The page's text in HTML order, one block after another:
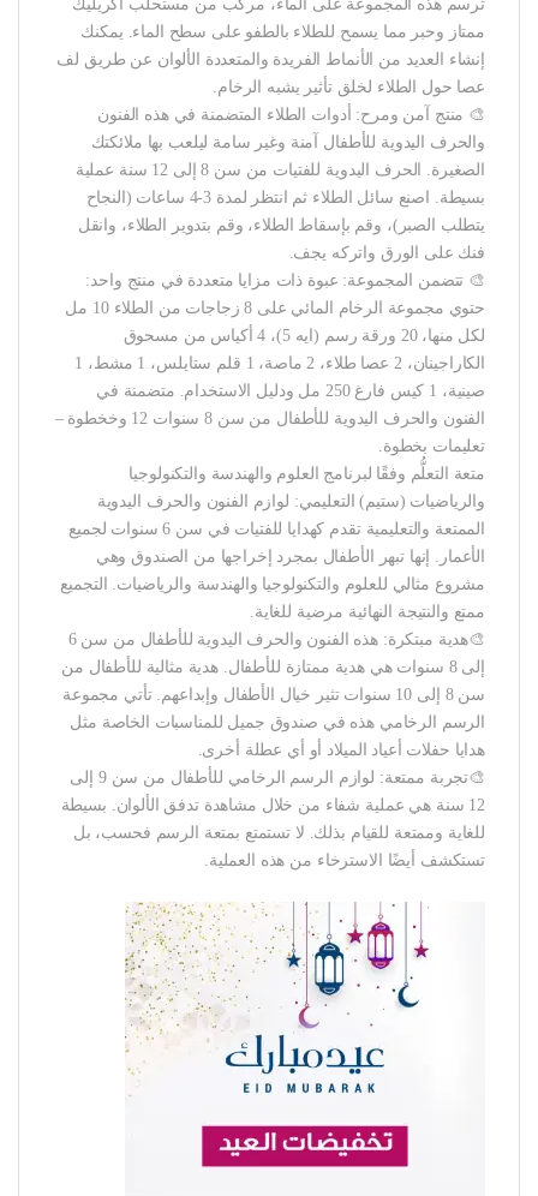
ترسم هذه المجموعة على الماء، مركب من مستحلب أكريليك
ممتاز وحبر مما يسمح للطلاء بالطفو على سطح الماء. يمكنك
إنشاء العديد من الأنماط الفريدة والمتعددة الألوان عن طريق لف
عصا حول الطلاء لخلق تأثير يشبه الرخام.
🎨 منتج آمن ومرح: أدوات الطلاء المتضمنة في هذه الفنون
والحرف اليدوية للأطفال آمنة وغير سامة ليلعب بها ملائكتك
الصغيرة. الحرف اليدوية للفتيات من سن 8 إلى 12 سنة عملية
بسيطة. اصنع سائل الطلاء ثم انتظر لمدة 3-4 ساعات (النجاح
يتطلب الصبر)، وقم بإسقاط الطلاء، وقم بتدوير الطلاء، وانقل
فنك على الورق واتركه يجف.
🎨 تتضمن المجموعة: عبوة ذات مزايا متعددة في منتج واحد:
حتوي مجموعة الرخام المائي على 8 زجاجات من الطلاء 10 مل
لكل منها، 20 ورقة رسم (ايه 5)، 4 أكياس من مسحوق
الكاراجينان، 2 عصا طلاء، 2 ماصة، 1 قلم ستايلس، 1 مشط، 1
صينية، 1 كيس فارغ 250 مل ودليل الاستخدام. متضمنة في
الفنون والحرف اليدوية للأطفال من سن 8 سنوات 12 وخخطوة –
تعليمات بخطوة.
متعة التعلُّم وفقًا لبرنامج العلوم والهندسة والتكنولوجيا
والرياضيات (ستيم) التعليمي: لوازم الفنون والحرف اليدوية
الممتعة والتعليمية تقدم كهدايا للفتيات في سن 6 سنوات لجميع
الأعمار. إنها تبهر الأطفال بمجرد إخراجها من الصندوق وهي
مشروع مثالي للعلوم والتكنولوجيا والهندسة والرياضيات. التجميع
ممتع والنتيجة النهائية مرضية للغاية.
🎨هدية مبتكرة: هذه الفنون والحرف اليدوية للأطفال من سن 6
إلى 8 سنوات هي هدية ممتازة للأطفال. هدية مثالية للأطفال من
سن 8 إلى 10 سنوات تثير خيال الأطفال وإبداعهم. تأتي مجموعة
الرسم الرخامي هذه في صندوق جميل للمناسبات الخاصة مثل
هدايا حفلات أعياد الميلاد أو أي عطلة أخرى.
🎨تجربة ممتعة: لوازم الرسم الرخامي للأطفال من سن 9 إلى
12 سنة هي عملية شفاء من خلال مشاهدة تدفق الألوان. بسيطة
للغاية وممتعة للقيام بذلك. لا تستمتع بمتعة الرسم فحسب، بل
تستكشف أيضًا الاسترخاء من هذه العملية.